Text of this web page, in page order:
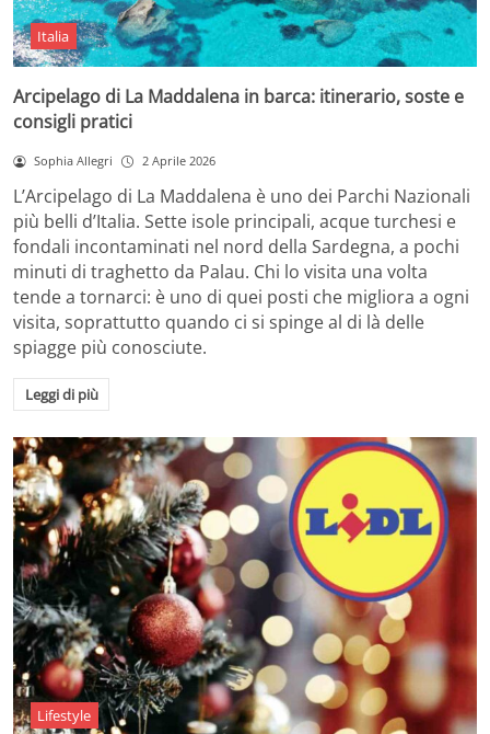
Italia
Arcipelago di La Maddalena in barca: itinerario, soste e
consigli pratici
Sophia Allegri 2 Aprile 2026
L’Arcipelago di La Maddalena è uno dei Parchi Nazionali
più belli d’Italia. Sette isole principali, acque turchesi e
fondali incontaminati nel nord della Sardegna, a pochi
minuti di traghetto da Palau. Chi lo visita una volta
tende a tornarci: è uno di quei posti che migliora a ogni
visita, soprattutto quando ci si spinge al di là delle
spiagge più conosciute.
Leggi di più
Lifestyle